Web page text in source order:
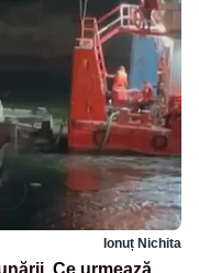
Ionuț Nichita
Ce urmează